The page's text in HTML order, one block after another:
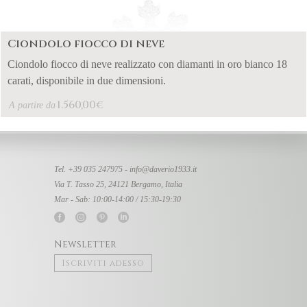
Ciondolo fiocco di neve
Ciondolo fiocco di neve realizzato con diamanti in oro bianco 18
carati, disponibile in due dimensioni.
A partire da 1.560,00€
Tel. +39 035 247975 - info@daverio1933.it
Via T. Tasso 25, 24121 Bergamo, Italia
Mar - Sab: 10:00-14:00 / 15:30-19:30
Newsletter
Iscriviti adesso